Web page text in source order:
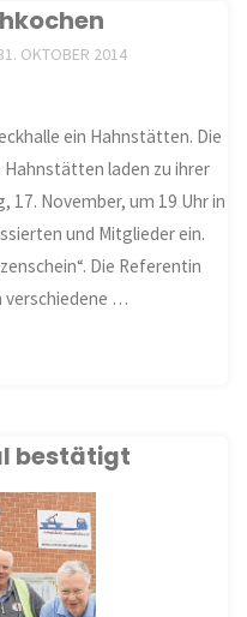
OKTOBER 2014
ein Hahnstätten. Die
laden zu ihrer
November, um 19 Uhr in
und Mitglieder ein.
Die Referentin
verschiedene …
bestätigt